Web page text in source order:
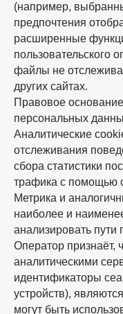
(например,
предпочтения
расширенные
пользовательского
файлы не
других сайтах.
Правовое
персональных
Аналитические
отслеживания
сбора статистики
трафика с помощью
Метрика и
наиболее и
анализировать
Оператор признаёт,
аналитическими
идентификаторы
устройств),
могут быть